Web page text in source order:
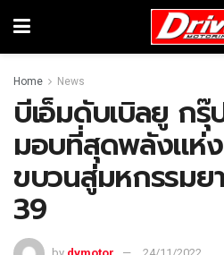
Home News
บีเอ็มดับเบิลยู กรุ๊
มอบที่สุดพลังแห่
ขบวนสู่มหกรรม
39